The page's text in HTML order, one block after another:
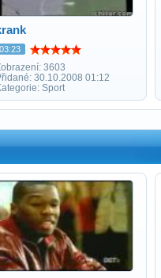
03:23
3603
30.10.2008 01:12
Sport